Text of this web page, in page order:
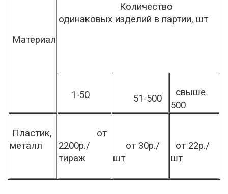
Материал
Количество
одинаковых изделий в партии, шт
1-50 51-500
свыше
500
Пластик,
металл
от
2200р./
тираж
от 30р./
шт
от 22р./
шт